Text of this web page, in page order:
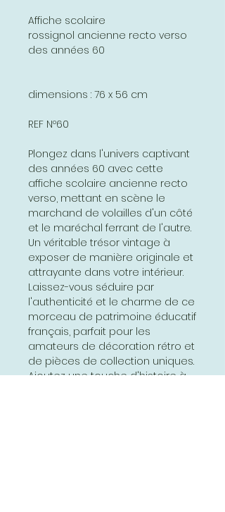
Affiche scolaire
rossignol ancienne recto verso
des années 60
dimensions : 76 x 56 cm
REF Nº60
Plongez dans l'univers captivant
des années 60 avec cette
affiche scolaire ancienne recto
verso, mettant en scène le
marchand de volailles d'un côté
et le maréchal ferrant de l'autre.
Un véritable trésor vintage à
exposer de manière originale et
attrayante dans votre intérieur.
Laissez-vous séduire par
l'authenticité et le charme de ce
morceau de patrimoine éducatif
français, parfait pour les
amateurs de décoration rétro et
de pièces de collection uniques.
Ajoutez une touche d'histoire à